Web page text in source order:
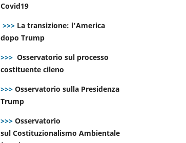
Covid19
>>> La transizione: l’America
dopo Trump
>>> Osservatorio sul processo
costituente cileno
>>> Osservatorio sulla Presidenza
Trump
>>> Osservatorio
sul Costituzionalismo Ambientale